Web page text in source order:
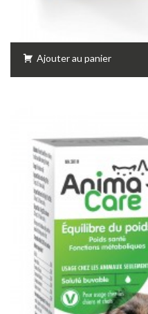
Ajouter au panier